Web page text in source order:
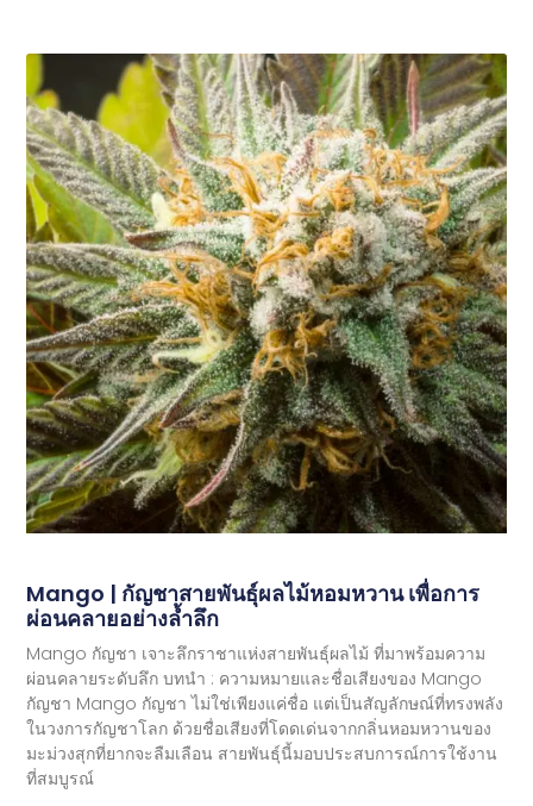
Mango | กัญชาสายพันธุ์ผลไม้หอมหวาน เพื่อการ
ผ่อนคลายอย่างล้ำลึก
Mango กัญชา เจาะลึกราชาแห่งสายพันธุ์ผลไม้ ที่มาพร้อมความ
ผ่อนคลายระดับลึก บทนำ : ความหมายและชื่อเสียงของ Mango
กัญชา Mango กัญชา ไม่ใช่เพียงแค่ชื่อ แต่เป็นสัญลักษณ์ที่ทรงพลัง
ในวงการกัญชาโลก ด้วยชื่อเสียงที่โดดเด่นจากกลิ่นหอมหวานของ
มะม่วงสุกที่ยากจะลืมเลือน สายพันธุ์นี้มอบประสบการณ์การใช้งาน
ที่สมบูรณ์